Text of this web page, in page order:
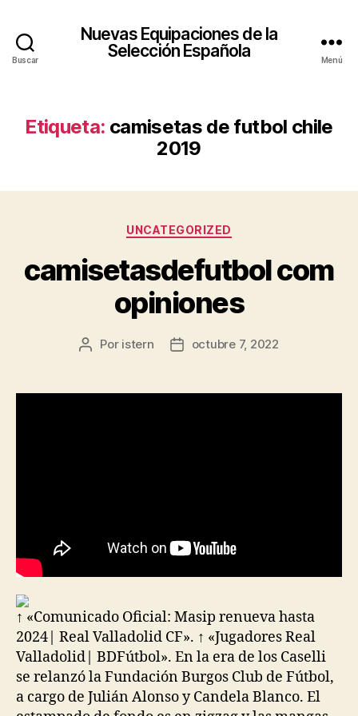
Buscar
Nuevas Equipaciones de la
Selección Española
Menú
Etiqueta: camisetas de futbol chile
2019
Categorías
UNCATEGORIZED
camisetasdefutbol com
opiniones
Autor
entrada
Por istern
Fecha
entrada
octubre 7, 2022
↑ «Comunicado Oficial: Masip renueva hasta
2024| Real Valladolid CF». ↑ «Jugadores Real
Valladolid| BDFútbol». En la era de los Caselli
se relanzó la Fundación Burgos Club de Fútbol,
a cargo de Julián Alonso y Candela Blanco. El